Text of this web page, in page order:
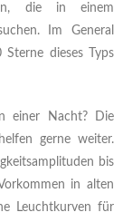
die in einem
Im General
dieses Typs
einer Nacht? Die
gerne weiter.
bis
in alten
Leuchtkurven für